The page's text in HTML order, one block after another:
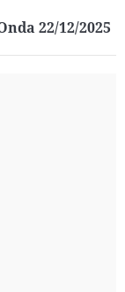
22/12/2025